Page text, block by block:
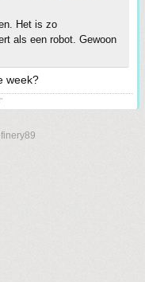
Het is zo
als een robot. Gewoon
week?